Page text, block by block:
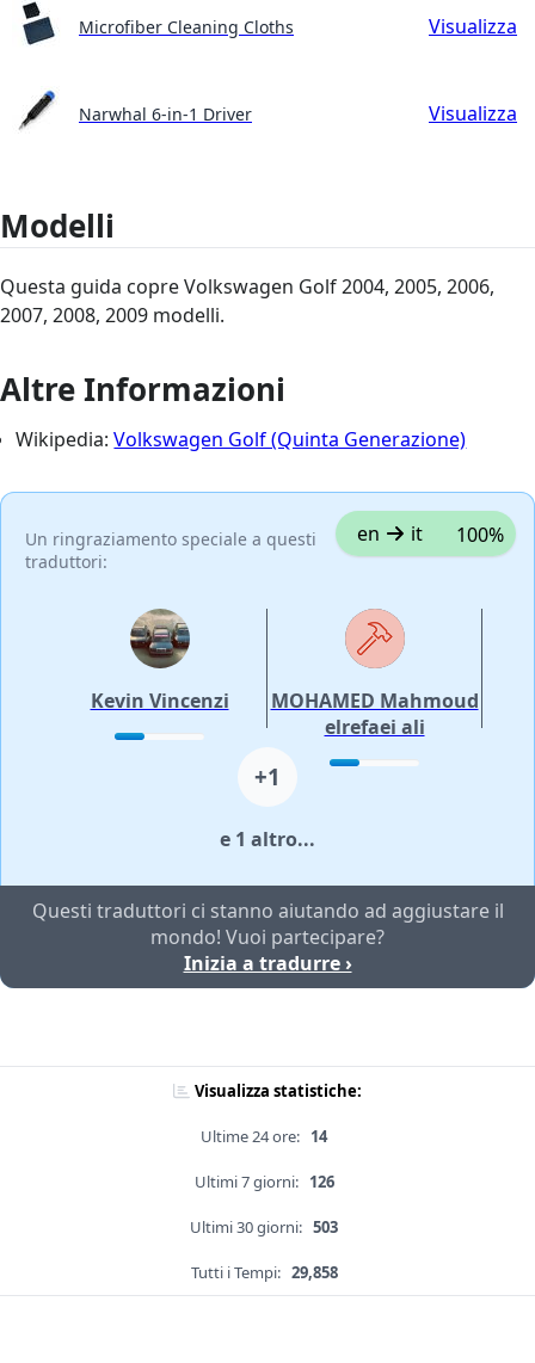
Microfiber Cleaning Cloths Visualizza
Narwhal 6-in-1 Driver Visualizza
Modelli
Questa guida copre Volkswagen Golf 2004, 2005, 2006,
2007, 2008, 2009 modelli.
Altre Informazioni
Wikipedia:Volkswagen Golf (Quinta Generazione)
Un ringraziamento speciale a questi
traduttori:
en it 100%
Kevin Vincenzi
MOHAMED Mahmoud
elrefaei ali
+1
e 1 altro...
Questi traduttori ci stanno aiutando ad aggiustare il
mondo! Vuoi partecipare?
Inizia a tradurre ›
Visualizza statistiche:
Ultime 24 ore: 14
Ultimi 7 giorni: 126
Ultimi 30 giorni: 503
Tutti i Tempi: 29,858